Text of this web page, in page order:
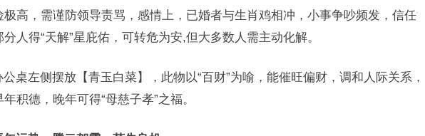
高，需谨防领导责骂，感情上，已婚者与生肖鸡相冲，小事争吵频发，信任
人得“天解”星庇佑，可转危为安,但大多数人需主动化解。
桌左侧摆放【青玉白菜】，此物以“百财”为喻，能催旺偏财，调和人际关系，
积德，晚年可得“母慈子孝”之福。